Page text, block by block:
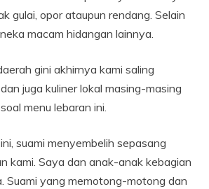
gulai, opor ataupun rendang. Selain
macam hidangan lainnya.
gini akhirnya kami saling
juga kuliner lokal masing-masing
menu lebaran ini.
suami menyembelih sepasang
kami. Saya dan anak-anak kebagian
Suami yang memotong-motong dan